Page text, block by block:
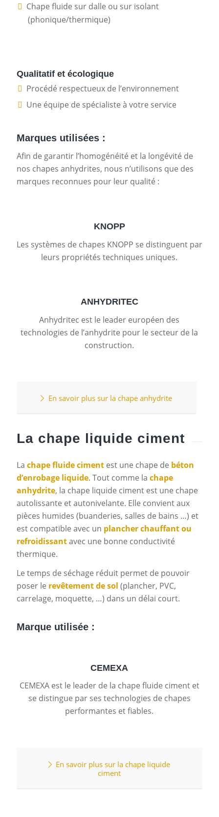
Chape fluide sur dalle ou sur isolant
(phonique/thermique)
Qualitatif et écologique
Procédé respectueux de l’environnement
Une équipe de spécialiste à votre service
Marques utilisées :
Afin de garantir l’homogénéité et la longévité de
nos chapes anhydrites, nous n’utilisons que des
marques reconnues pour leur qualité :
KNOPP
Les systèmes de chapes KNOPP se distinguent par
leurs propriétés techniques uniques.
ANHYDRITEC
Anhydritec est le leader européen des
technologies de l’anhydrite pour le secteur de la
construction.
En savoir plus sur la chape anhydrite
La chape liquide ciment
La chape fluide cimentest une chape de béton
d’enrobage liquide. Tout comme la chape
anhydrite, la chape liquide ciment est une chape
autolissante et autonivelante. Elle convient aux
pièces humides (buanderies, salles de bains …) et
est compatible avec un plancher chauffant ou
refroidissantavec une bonne conductivité
thermique.
Le temps de séchage réduit permet de pouvoir
poser le revêtement de sol (plancher, PVC,
carrelage, moquette, …) dans un délai court.
Marque utilisée :
CEMEXA
CEMEXA est le leader de la chape fluide ciment et
se distingue par ses technologies de chapes
performantes et fiables.
En savoir plus sur la chape liquide
ciment